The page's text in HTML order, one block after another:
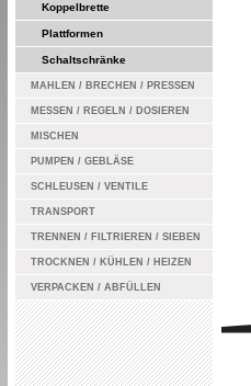
Koppelbrette
Plattformen
Schaltschränke
MAHLEN / BRECHEN / PRESSEN
MESSEN / REGELN / DOSIEREN
MISCHEN
PUMPEN / GEBLÄSE
SCHLEUSEN / VENTILE
TRANSPORT
TRENNEN / FILTRIEREN / SIEBEN
TROCKNEN / KÜHLEN / HEIZEN
VERPACKEN / ABFÜLLEN